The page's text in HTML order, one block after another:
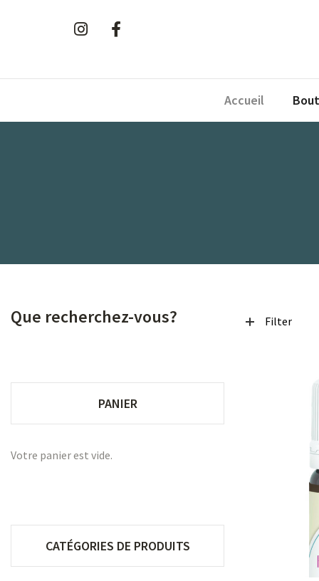
Accueil
Filter
Que recherchez-vous?
PANIER
Votre panier est vide.
CATÉGORIES DE PRODUITS